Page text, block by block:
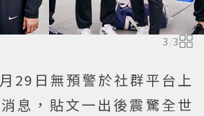
3/3
29日無預警於社群平台上
息，貼文一出後震驚全世